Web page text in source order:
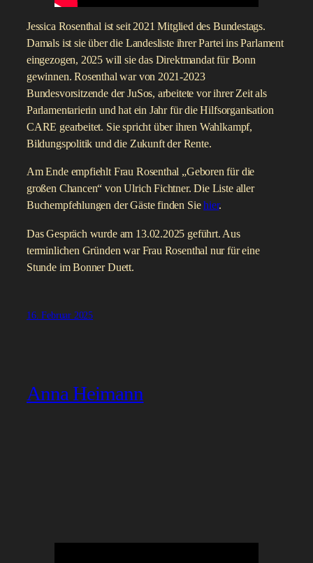
Jessica Rosenthal ist seit 2021 Mitglied des Bundestags.
Damals ist sie über die Landesliste ihrer Partei ins Parlament
eingezogen, 2025 will sie das Direktmandat für Bonn
gewinnen. Rosenthal war von 2021-2023
Bundesvorsitzende der JuSos, arbeitete vor ihrer Zeit als
Parlamentarierin und hat ein Jahr für die Hilfsorganisation
CARE gearbeitet. Sie spricht über ihren Wahlkampf,
Bildungspolitik und die Zukunft der Rente.
Am Ende empfiehlt Frau Rosenthal „Geboren für die
großen Chancen“ von Ulrich Fichtner. Die Liste aller
Buchempfehlungen der Gäste finden Siehier.
Das Gespräch wurde am 13.02.2025 geführt. Aus
terminlichen Gründen war Frau Rosenthal nur für eine
Stunde im Bonner Duett.
16. Februar 2025
Anna Heimann